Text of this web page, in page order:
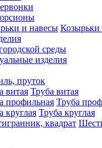
Козырьки
среды
изделия
пруток
Труба витая
Труба
Труба круглая